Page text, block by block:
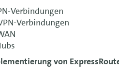
Verbindungen
Verbindungen
von